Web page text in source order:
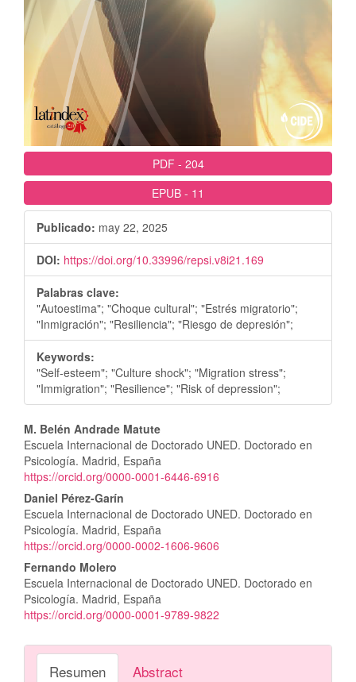
PDF - 204
EPUB - 11
Publicado: may 22, 2025
DOI: https://doi.org/10.33996/repsi.v8i21.169
Palabras clave:
"Autoestima"; "Choque cultural"; "Estrés migratorio";
"Inmigración"; "Resiliencia"; "Riesgo de depresión";
Keywords:
"Self-esteem"; "Culture shock"; "Migration stress";
"Immigration"; "Resilience"; "Risk of depression";
Contenido
principal
del
artículo
M. Belén Andrade Matute
Escuela Internacional de Doctorado UNED. Doctorado en
Psicología. Madrid, España
https://orcid.org/0000-0001-6446-6916
Daniel Pérez-Garín
Escuela Internacional de Doctorado UNED. Doctorado en
Psicología. Madrid, España
https://orcid.org/0000-0002-1606-9606
Fernando Molero
Escuela Internacional de Doctorado UNED. Doctorado en
Psicología. Madrid, España
https://orcid.org/0000-0001-9789-9822
Resumen Abstract